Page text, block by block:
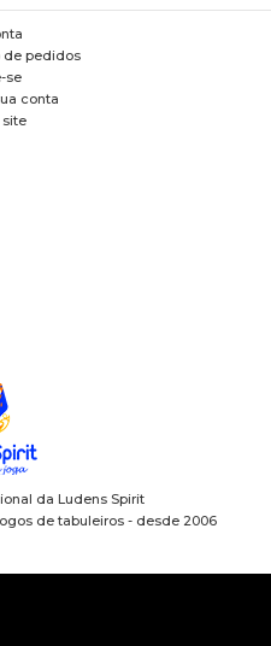
de pedidos
se
conta
da Ludens Spirit
de tabuleiros - desde 2006